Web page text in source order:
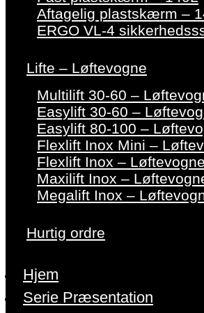
Aftagelig plastskærm –
ERGO VL-4
Lifte – Løftevogne
Multilift 30-60 –
Easylift 30-60 –
Easylift 80-100 –
Flexlift Inox Mini –
Flexlift Inox – Løftevogne
Maxilift Inox –
Megalift Inox –
Hurtig ordre
Hjem
Serie Præsentation